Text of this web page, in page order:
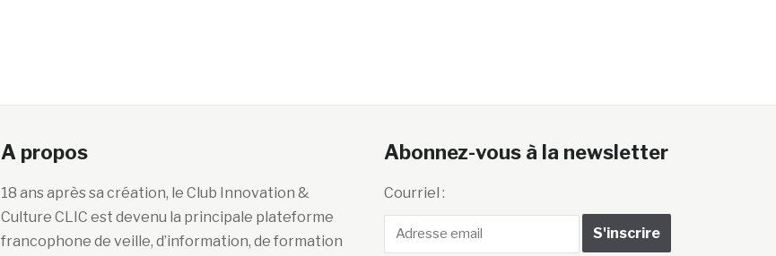
A propos
18 ans après sa création, le Club Innovation &
Culture CLIC est devenu la principale plateforme
francophone de veille, d’information, de formation
Abonnez-vous à la newsletter
Courriel :